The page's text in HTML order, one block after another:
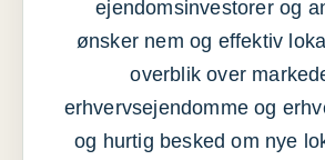
ejendomsinvestorer og
ønsker nem og effektiv
overblik over
erhvervsejendomme og
og hurtig besked om nye